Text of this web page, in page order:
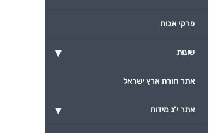
פרקי אבות
▾ שונות
אתר תורת ארץ ישראל
▾ אתר י"ג מידות